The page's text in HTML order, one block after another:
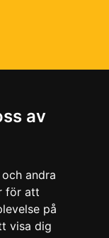
av
andra
för att
på
visa dig